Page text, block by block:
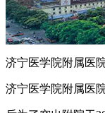
济宁医学院附属医
济宁医学院附属医